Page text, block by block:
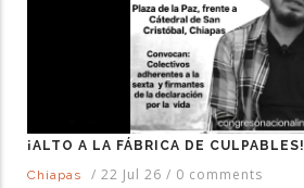
¡ALTO A LA FÁBRICA DE CULPABLES!
Chiapas
/ 22 Jul 26 / 0 comments